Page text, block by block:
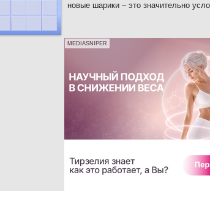
новые шарики – это значительно
MEDIASNIPER